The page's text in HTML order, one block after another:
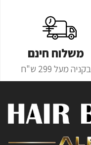
משלוח חינם
בקניה מעל 299 ש"ח